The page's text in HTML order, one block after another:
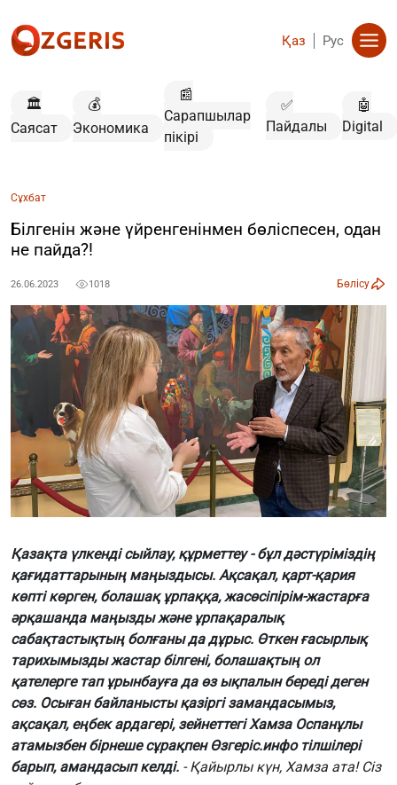
Қаз Рус
🏛️
Саясат
💰
Экономика
📰
Сарапшылар
пікірі
✅
Пайдалы
🤖
Digital
Сұхбат
Білгенін және үйренгенінмен бөліспесен, одан
не пайда?!
26.06.2023 1018 Бөлісу
Қазақта үлкенді сыйлау, құрметтеу - бұл дәстүріміздің
қағидаттарының маңыздысы. Ақсақал, қарт-қария
көпті көрген, болашақ ұрпаққа, жасөсіпірім-жастарға
әрқашанда маңызды және ұрпақаралық
сабақтастықтың болғаны да дұрыс. Өткен ғасырлық
тарихымызды жастар білгені, болашақтың ол
қателерге тап ұрынбауға да өз ықпалын береді деген
сөз. Осыған байланысты қазіргі замандасымыз,
ақсақал, еңбек ардагері, зейнеттегі Хамза Оспанұлы
атамызбен бірнеше сұрақпен Өзгеріс.инфотілшілері
барып, амандасып келді. - Қайырлы күн, Хамза ата! Сіз